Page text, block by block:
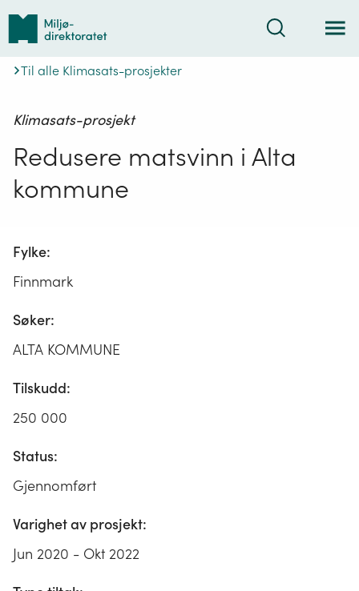
Tilbake
forsiden
Søk
Til alle Klimasats-prosjekter
Klimasats-prosjekt
Redusere matsvinn i Alta
kommune
Fylke:
Finnmark
Søker:
ALTA KOMMUNE
Tilskudd:
250 000
Status:
Gjennomført
Varighet av prosjekt:
Jun 2020 - Okt 2022